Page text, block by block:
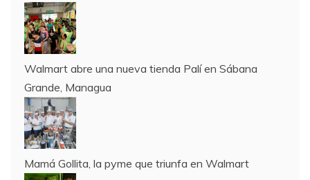
Walmart abre una nueva tienda Palí en Sábana
Grande, Managua
Mamá Gollita, la pyme que triunfa en Walmart